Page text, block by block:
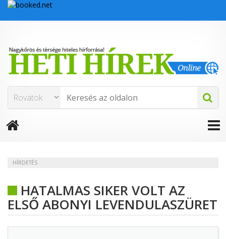
HÍRDETÉS
HATALMAS SIKER VOLT AZ
ELSŐ ABONYI LEVENDULASZÜRET